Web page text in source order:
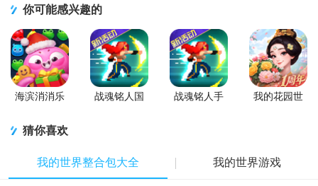
你可能感兴趣的
海滨消消乐
战魂铭人国
战魂铭人手
我的花园世
猜你喜欢
我的世界整合包大全 我的世界游戏